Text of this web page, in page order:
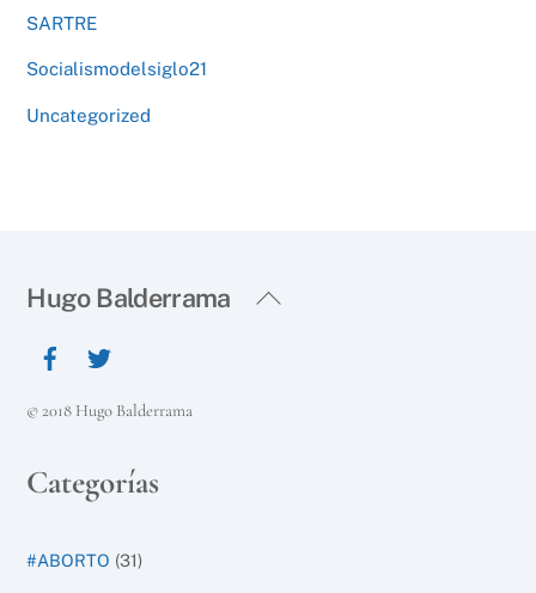
SARTRE
Socialismodelsiglo21
Uncategorized
Back
Hugo Balderrama
© 2018 Hugo Balderrama
Categorías
#ABORTO (31)